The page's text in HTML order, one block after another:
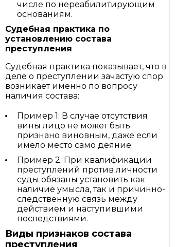
числе по нереабилитирующим
основаниям.
Судебная практика по
установлению состава
преступления
Судебная практика показывает, что в
деле о преступлении зачастую спор
возникает именно по вопросу
наличия состава:
Пример 1: В случае отсутствия
вины лицо не может быть
признано виновным, даже если
имело место само деяние.
Пример 2: При квалификации
преступлений против личности
суды обязаны установить как
наличие умысла, так и причинно-
следственную связь между
действием и наступившими
последствиями.
Виды признаков состава
преступления